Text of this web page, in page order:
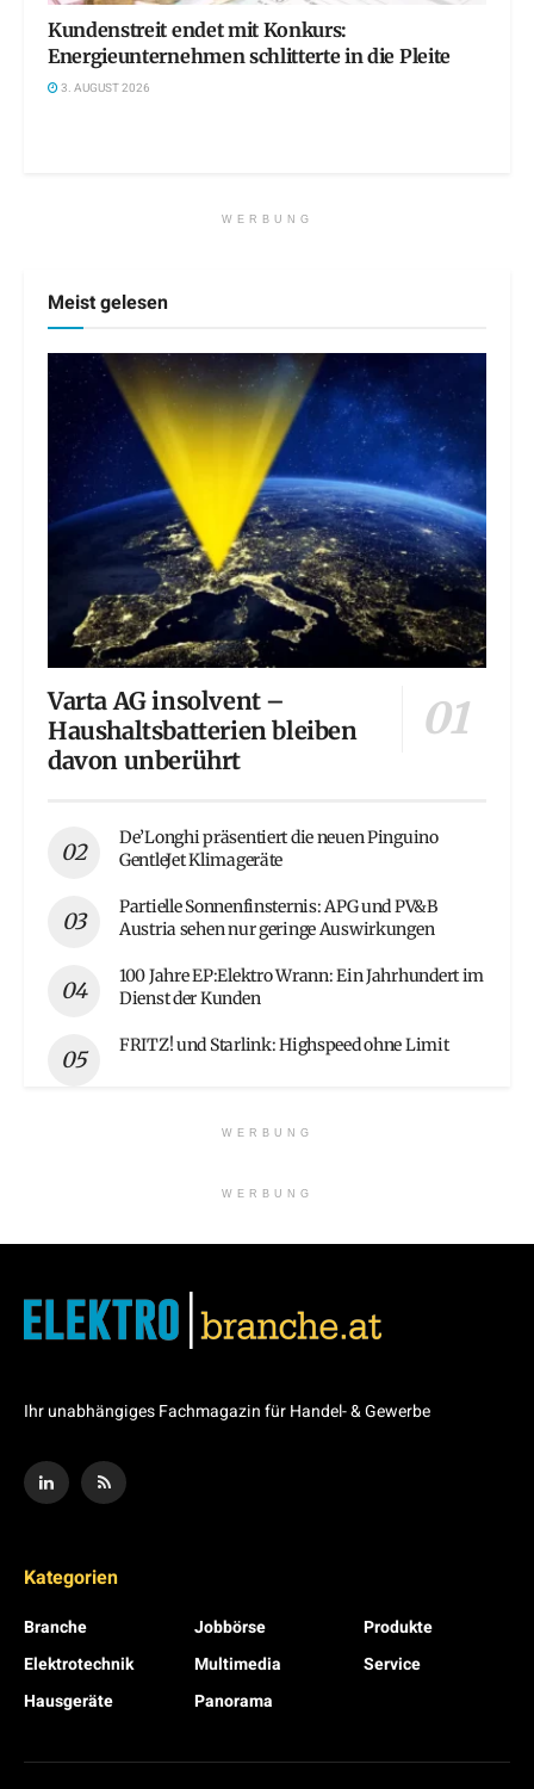
Kundenstreit endet mit Konkurs:
Energieunternehmen schlitterte in die Pleite
3. AUGUST 2026
WERBUNG
Meist gelesen
Varta AG insolvent –
Haushaltsbatterien bleiben
davon unberührt
De’Longhi präsentiert die neuen Pinguino
GentleJet Klimageräte
Partielle Sonnenfinsternis: APG und PV&B
Austria sehen nur geringe Auswirkungen
100 Jahre EP:Elektro Wrann: Ein Jahrhundert im
Dienst der Kunden
FRITZ! und Starlink: Highspeed ohne Limit
WERBUNG
WERBUNG
Ihr unabhängiges Fachmagazin für Handel- & Gewerbe
Kategorien
Branche
Elektrotechnik
Hausgeräte
Jobbörse
Multimedia
Panorama
Produkte
Service